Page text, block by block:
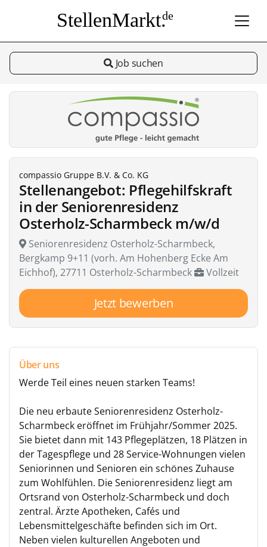
StellenMarkt.de
Job suchen
compassio Gruppe B.V. & Co. KG
Stellenangebot: Pflegehilfskraft
in der Seniorenresidenz
Osterholz-Scharmbeck m/w/d
Seniorenresidenz Osterholz-Scharmbeck,
Bergkamp 9+11 (vorh. Am Hohenberg Ecke Am
Eichhof), 27711 Osterholz-Scharmbeck
Vollzeit
Jetzt bewerben
Über uns
Werde Teil eines neuen starken Teams!
Die neu erbaute Seniorenresidenz Osterholz-
Scharmbeck eröffnet im Frühjahr/Sommer 2025.
Sie bietet dann mit 143 Pflegeplätzen, 18 Plätzen in
der Tagespflege und 28 Service-Wohnungen vielen
Seniorinnen und Senioren ein schönes Zuhause
zum Wohlfühlen. Die Seniorenresidenz liegt am
Ortsrand von Osterholz-Scharmbeck und doch
zentral. Ärzte Apotheken, Cafés und
Lebensmittelgeschäfte befinden sich im Ort.
Neben vielen kulturellen Angeboten und